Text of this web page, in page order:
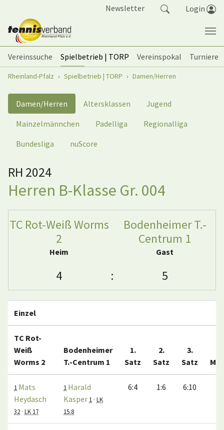
Newsletter Login
Vereinssuche Spielbetrieb | TORP Vereinspokal
Turniere
Sie sind hier:
Rheinland-Pfalz Spielbetrieb | TORP Damen/Herren
Damen/Herren Altersklassen
Jugend
Mainzelmännchen
Padelliga
Regionalliga
Bundesliga
nuScore
RH 2024
Herren B-Klasse Gr. 004
TC Rot-Weiß Worms
2
Heim
Bodenheimer T.-
Centrum 1
Gast
4 : 5
Einzel
TC Rot-
Weiß
Worms 2
Bodenheimer
T.-Centrum 1
1.
Satz
2.
Satz
3.
Satz
1 Mats
Heydasch
32 · LK 17
1 Harald
Kasper 1 · LK
15.8
6:4 1:6 6:10